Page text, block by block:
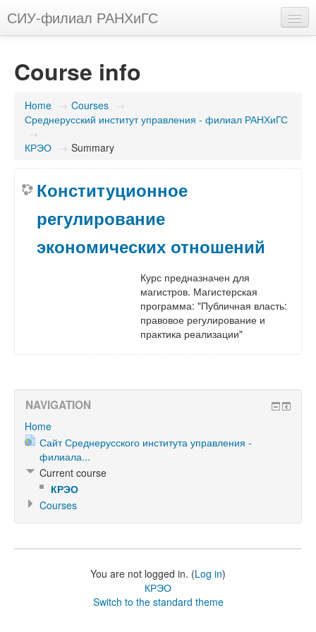
СИУ-филиал РАНХиГС
You are not logged in. (Log in)
Course info
Home → Courses →
Среднерусский институт управления - филиал РАНХиГС
→
КРЭО → Summary
Конституционное
регулирование
экономических отношений
Курс предназначен для
магистров. Магистерская
программа: "Публичная власть:
правовое регулирование и
практика реализации"
NAVIGATION
Home
Сайт Среднерусского института управления -
филиала...
Current course
КРЭО
Courses
You are not logged in. (Log in)
КРЭО
Switch to the standard theme